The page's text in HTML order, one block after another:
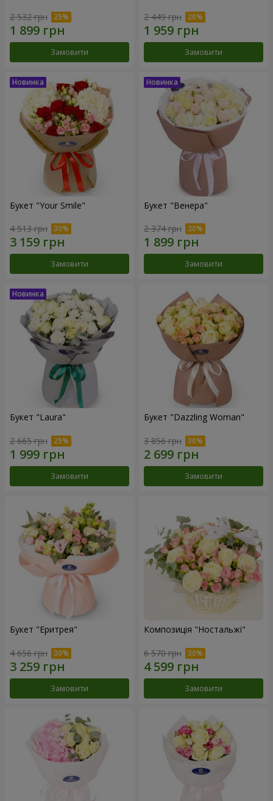
2 532 грн
Замовити
2 449 грн
Замовити
Букет "Your Smile"
4 513 грн
Замовити
Букет "Венера"
2 374 грн
Замовити
Букет "Laura"
2 665 грн
Замовити
Букет "Dazzling Woman"
3 856 грн
Замовити
Букет "Еритрея"
4 656 грн
Замовити
Композиція "Ностальжі"
6 570 грн
Замовити